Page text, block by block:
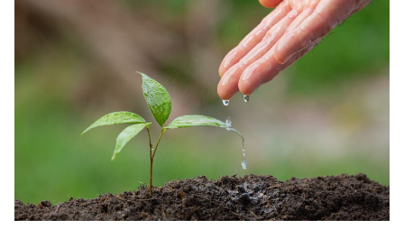
環境負荷の少ない旅行方法を知る
サステナブルな未来を築くための今できる取
環境に配慮した消費者行動を選ぶ
サステナブルな教育プログラムの重要
環境保護に役立つ最新テクノロジー
持続可能なビジネスモデルの事例